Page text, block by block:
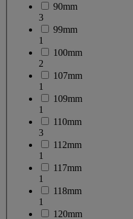
90mm
3
99mm
1
100mm
2
107mm
1
109mm
1
110mm
3
112mm
1
117mm
1
118mm
1
120mm